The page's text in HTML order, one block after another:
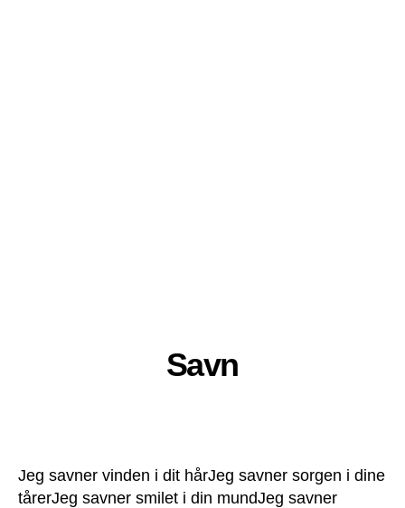
Savn
Jeg savner vinden i dit hårJeg savner sorgen i dine
tårerJeg savner smilet i din mundJeg savner